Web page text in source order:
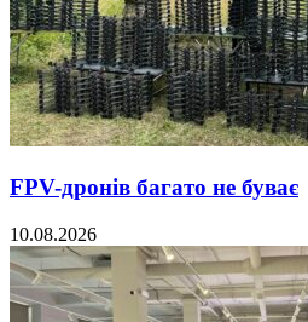
FPV-дронів багато не буває
10.08.2026